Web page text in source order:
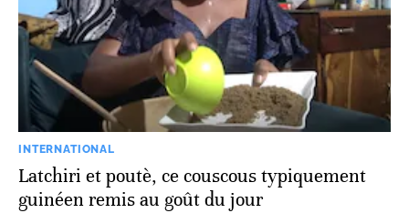
INTERNATIONAL
Latchiri et poutè, ce couscous typiquement
guinéen remis au goût du jour